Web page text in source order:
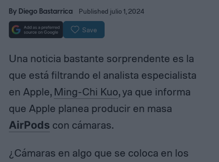
By Diego Bastarrica Published julio 1, 2024
Save
Una noticia bastante sorprendente es la
que está filtrando el analista especialista
en Apple, Ming-Chi Kuo, ya que informa
que Apple planea producir en masa
AirPods con cámaras.
¿Cámaras en algo que se coloca en los